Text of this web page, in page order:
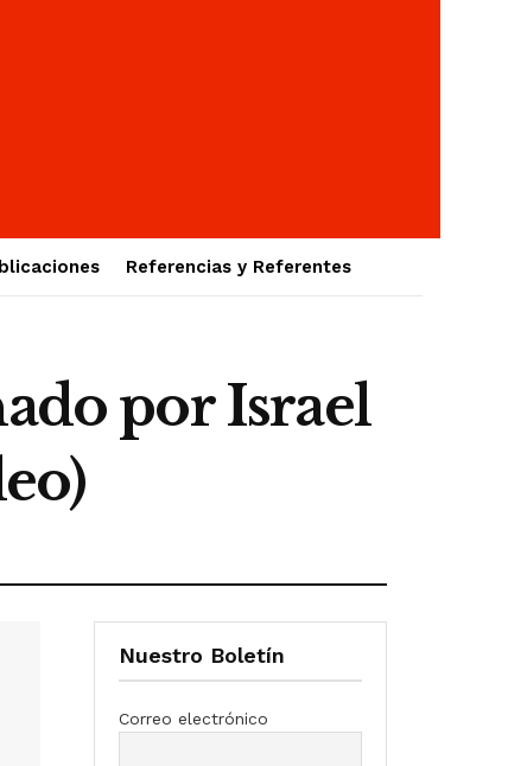
Referencias y Referentes
por Israel
Nuestro Boletín
Correo electrónico